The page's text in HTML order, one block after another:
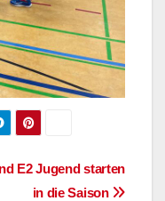
E2 Jugend starten
in die Saison